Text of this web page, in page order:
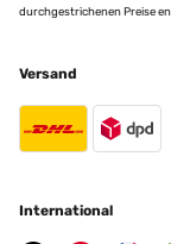
durchgestrichenen Preise
Versand
International